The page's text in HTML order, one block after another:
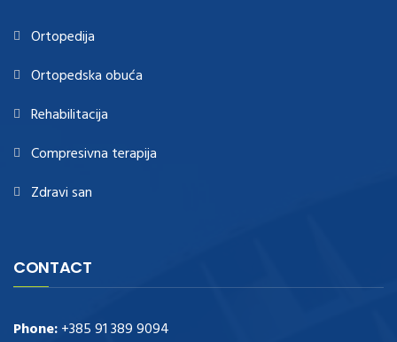
Ortopedija
Ortopedska obuća
Rehabilitacija
Compresivna terapija
Zdravi san
CONTACT
Phone:+385 91 389 9094